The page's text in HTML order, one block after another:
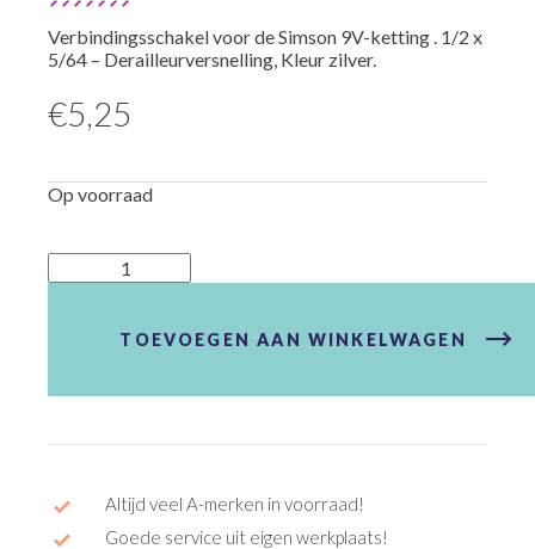
Verbindingsschakel voor de Simson 9V-ketting . 1/2 x
5/64 – Derailleurversnelling, Kleur zilver.
€5,25
Op voorraad
Kettingschakel
Simson
TOEVOEGEN AAN WINKELWAGEN
Altijd veel A-merken in voorraad!
Goede service uit eigen werkplaats!